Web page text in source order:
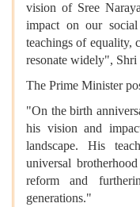
vision of Sree
impact on our
teachings of equality,
resonate widely", Shri
The Prime Minister
"On the birth
his vision and
landscape. His
universal
reform and
generations."